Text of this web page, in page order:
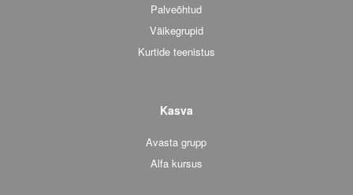
Palveõhtud
Väikegrupid
Kurtide teenistus
Kasva
Avasta grupp
Alfa kursus